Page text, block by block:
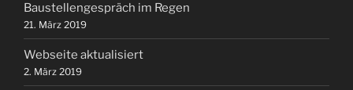
Baustellengespräch im Regen
21. März 2019
Webseite aktualisiert
2. März 2019